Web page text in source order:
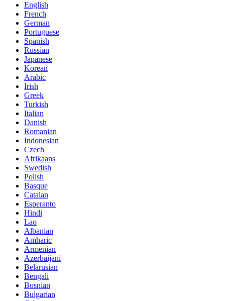
English
French
German
Portuguese
Spanish
Russian
Japanese
Korean
Arabic
Irish
Greek
Turkish
Italian
Danish
Romanian
Indonesian
Czech
Afrikaans
Swedish
Polish
Basque
Catalan
Esperanto
Hindi
Lao
Albanian
Amharic
Armenian
Azerbaijani
Belarusian
Bengali
Bosnian
Bulgarian